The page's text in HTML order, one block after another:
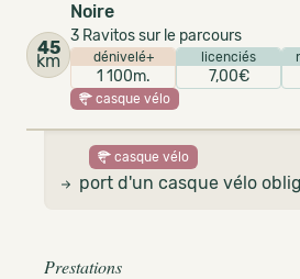
45
km
Noire
3 Ravitos sur le parcours
dénivelé+
1 100m.
licenciés
7,00€
casque vélo
casque vélo
port d'un casque vélo
Prestations